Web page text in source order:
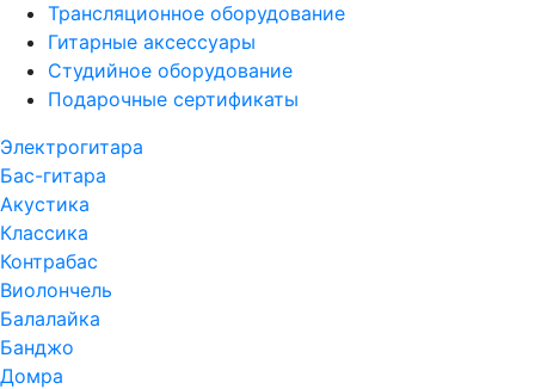
Трансляционное оборудование
Гитарные аксессуары
Студийное оборудование
Подарочные сертификаты
Электрогитара
Бас-гитара
Акустика
Классика
Контрабас
Виолончель
Балалайка
Банджо
Домра